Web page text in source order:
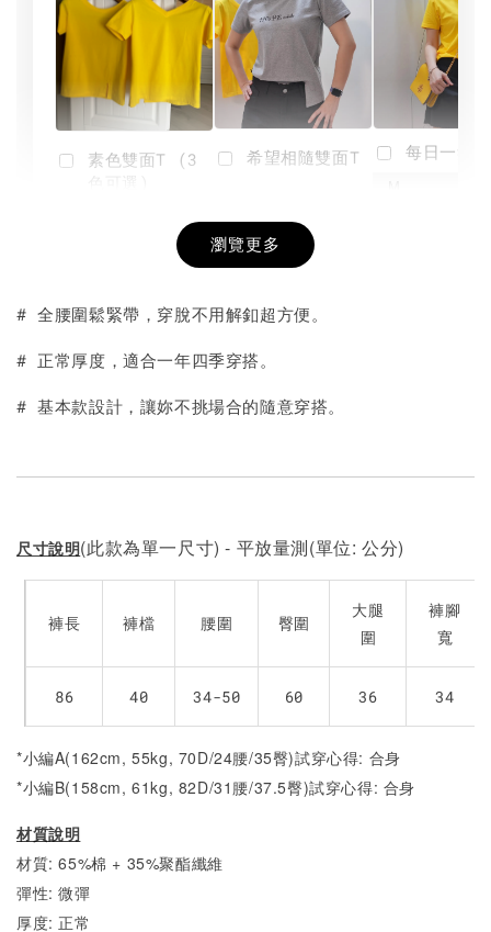
素色雙面T (3
+
希望相隨雙面T
NT$ 190
-
每日一笑
瀏覽更多
# 全腰圍鬆緊帶，穿脫不用解釦超方便。
# 正常厚度，適合一年四季穿搭。
# 基本款設計，讓妳不挑場合的隨意穿搭。
尺寸說明(此款為單一尺寸) - 平放量測(單位: 公分)
褲長 褲檔 腰圍 臀圍
大腿
圍
褲腳
寬
86 40 34-50 60 36 34
*小編A(162cm, 55kg, 70D/24腰/35臀)試穿心得: 合身
*小編B(158cm, 61kg, 82D/31腰/37.5臀)試穿心得: 合身
材質說明
材質: 65%棉 + 35%聚酯纖維
彈性: 微彈
厚度: 正常